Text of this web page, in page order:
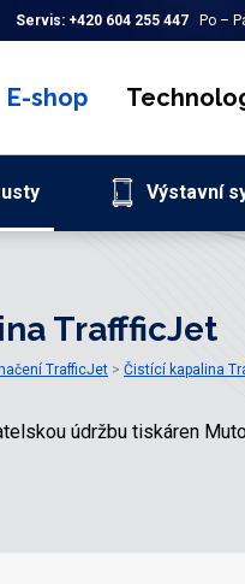
Servis: +420 604 255 447 Po –
E-shop
Výstavní
TraffficJet
TrafficJet Čistící kapalina
údržbu tiskáren